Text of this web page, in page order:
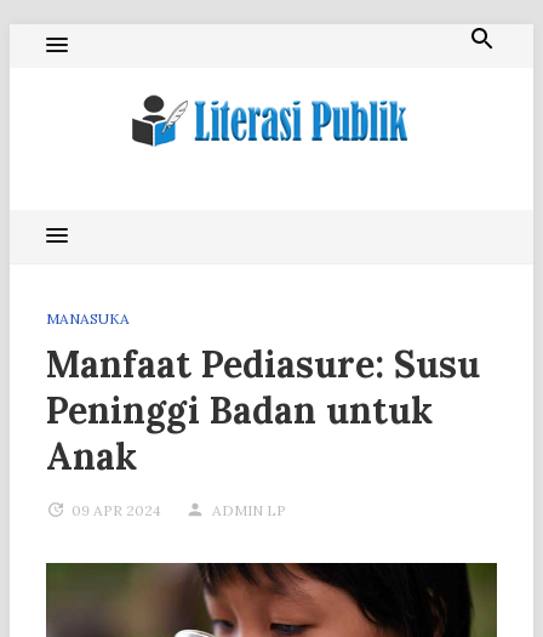
MANASUKA
Manfaat Pediasure: Susu
Peninggi Badan untuk
Anak
09 APR 2024 ADMIN LP